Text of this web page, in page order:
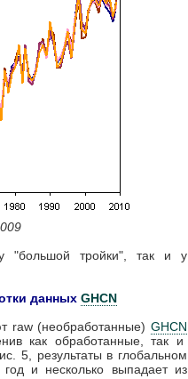
"большой тройки", так и у
данных GHCN
raw (необработанные) GHCN
как обработанные, так и
5, результаты в глобальном
и несколько выпадает из